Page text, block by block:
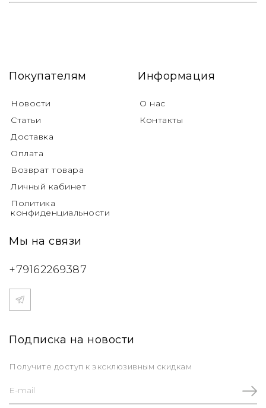
Покупателям
Новости
Статьи
Доставка
Оплата
Возврат товара
Личный кабинет
Политика
конфиденциальности
Информация
О нас
Контакты
Мы на связи
+79162269387
Подписка на новости
Получите доступ к эксклюзивным скидкам